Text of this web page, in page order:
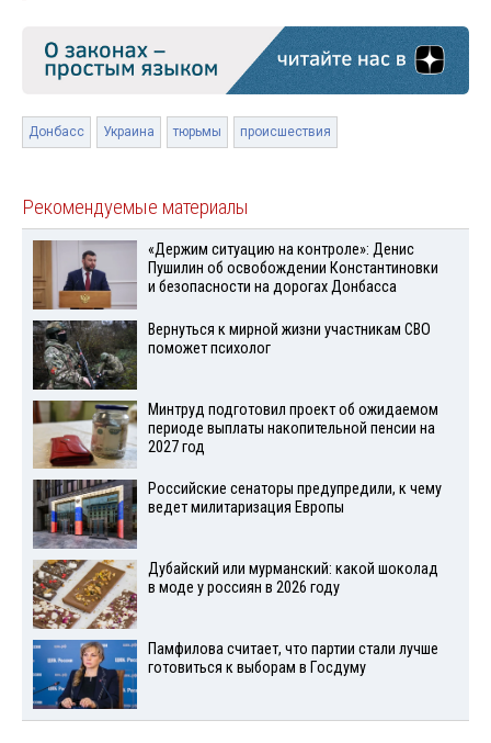
Донбасс Украина тюрьмы происшествия
Рекомендуемые материалы
«Держим ситуацию на контроле»: Денис
Пушилин об освобождении Константиновки
и безопасности на дорогах Донбасса
Вернуться к мирной жизни участникам СВО
поможет психолог
Минтруд подготовил проект об ожидаемом
периоде выплаты накопительной пенсии на
2027 год
Российские сенаторы предупредили, к чему
ведет милитаризация Европы
Дубайский или мурманский: какой шоколад
в моде у россиян в 2026 году
Памфилова считает, что партии стали лучше
готовиться к выборам в Госдуму